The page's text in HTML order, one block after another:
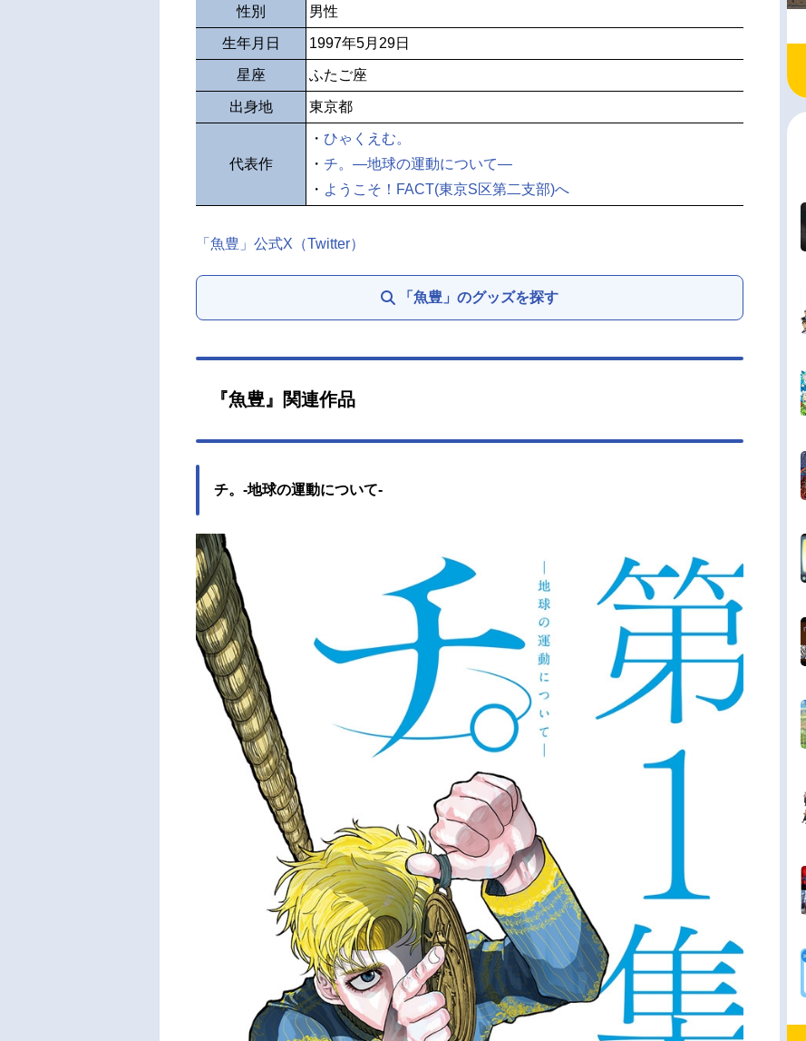
性別 男性
生年月日 1997年5月29日
星座 ふたご座
出身地 東京都
代表作
・ ひゃくえむ。
・ チ。―地球の運動について―
・ ようこそ！FACT(東京S区第二支部)へ
「魚豊」公式X（Twitter）
「魚豊」のグッズを探す
『魚豊』関連作品
チ。-地球の運動について-